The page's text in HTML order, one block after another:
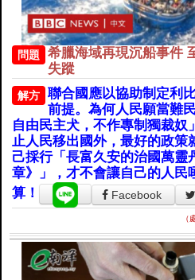
問題
希臘海域再現沉船事件
失蹤
解方
聯合國應以協助制定利
前提。為何人民願當難
自由民主犬，不作專制獨裁奴
止人民移出國外，最好的政策
己採行「長富久安的治國萬靈
章》」，才不會讓自己的人民
算！
Facebook
（